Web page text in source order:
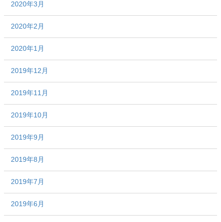
2020年3月
2020年2月
2020年1月
2019年12月
2019年11月
2019年10月
2019年9月
2019年8月
2019年7月
2019年6月